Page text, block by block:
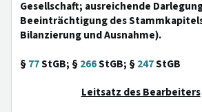
Gesellschaft; ausreichende
Beeinträchtigung des
Bilanzierung und Ausnahme).
§77StGB; §266StGB; §247StGB
Leitsatz des Bearbeiters